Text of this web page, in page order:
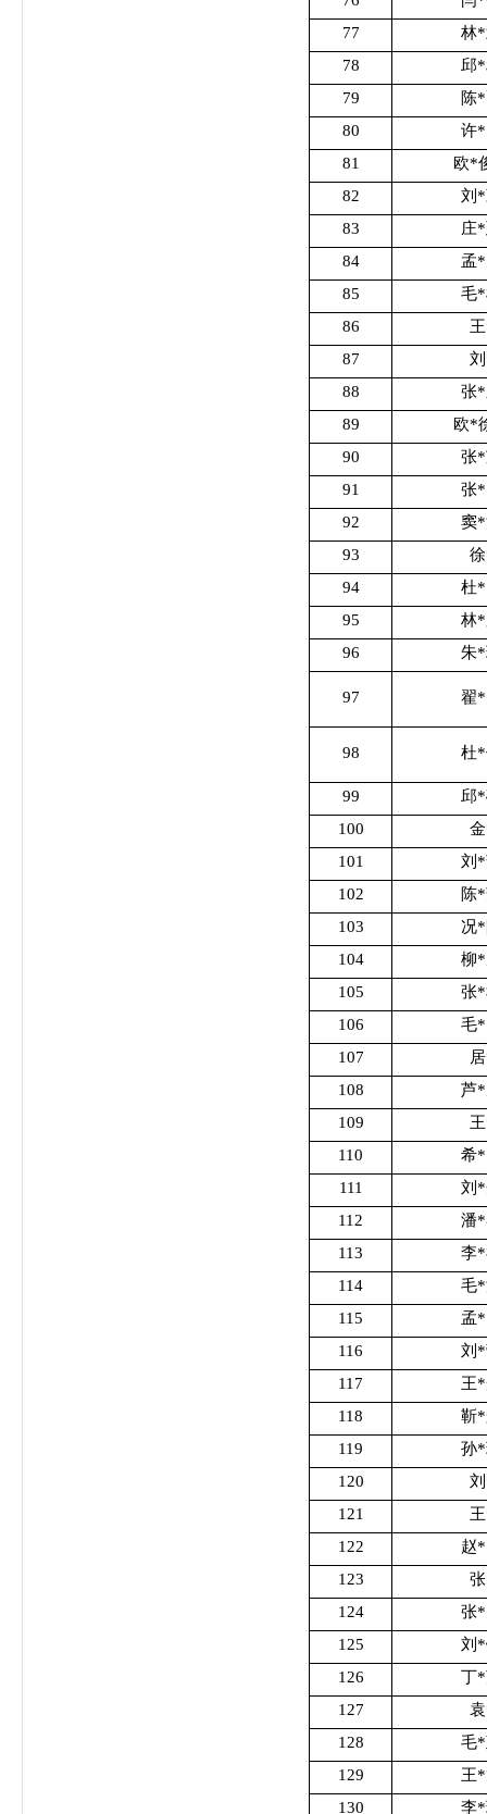
77
林
78
邱
79
陈
80
许
81
欧*
82
刘
83
庄
84
孟
85
毛
86
87
88
张
89
欧*
90
张
91
张
92
窦
93
94
杜
95
林
96
朱
97 翟
98 杜
99
邱
100
101
刘
102
陈
103
况
104
柳
105
张
106
毛
107
108
芦
109
110
希
111
刘
112
潘
113
李
114
毛
115
孟
116
刘
117
王
118
靳
119
孙
120
121
122
赵
123
124
张
125
刘
126
丁
127
128
毛
129
王
130
李